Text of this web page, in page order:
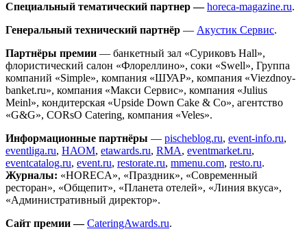
Специальный тематический партнер — horeca-magazine.ru.
Генеральный технический партнёр — Акустик Сервис.
Партнёры премии — банкетный зал «Суриковъ Hall»,
флористический салон «Флореллино», соки «Swell», Группа
компаний «Simple», компания «ШУАР», компания «Viezdnoy-
banket.ru», компания «Макси Сервис», компания «Julius
Meinl», кондитерская «Upside Down Cake & Co», агентство
«G&G», CORsO Catering, компания «Veles».
Информационные партнёры — pischeblog.ru, event-info.ru,
eventliga.ru, НАОМ, etawards.ru, RMA, eventmarket.ru,
eventcatalog.ru, event.ru, restorate.ru, mmenu.com, resto.ru.
Журналы: «HORECA», «Праздник», «Современный
ресторан», «Общепит», «Планета отелей», «Линия вкуса»,
«Административный директор».
Сайт премии— CateringAwards.ru.